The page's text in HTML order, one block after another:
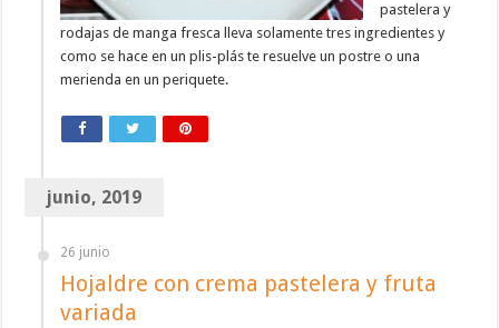
pastelera y
rodajas de manga fresca lleva solamente tres ingredientes y
como se hace en un plis-plás te resuelve un postre o una
merienda en un periquete.
junio, 2019
26 junio
Hojaldre con crema pastelera y fruta
variada